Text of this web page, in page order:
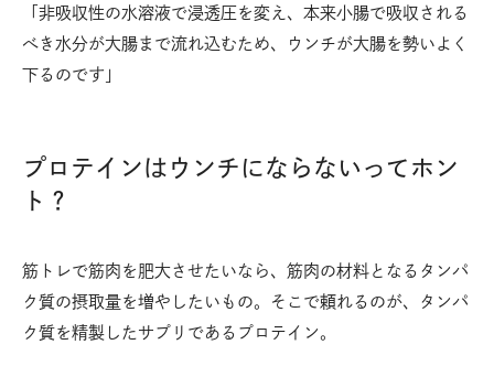
「非吸収性の水溶液で浸透圧を変え、本来小腸で吸収される
べき水分が大腸まで流れ込むため、ウンチが大腸を勢いよく
下るのです」
プロテインはウンチにならないってホン
ト？
筋トレで筋肉を肥大させたいなら、筋肉の材料となるタンパ
ク質の摂取量を増やしたいもの。そこで頼れるのが、タンパ
ク質を精製したサプリであるプロテイン。